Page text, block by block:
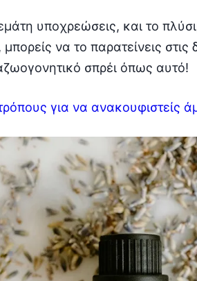
υποχρεώσεις, και το
μπορείς να το παρατείνεις
σπρέι όπως αυτό!
για να ανακουφιστείς